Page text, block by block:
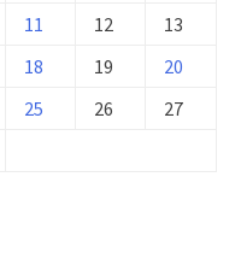
11 12
13
18 19
20
25 26
27